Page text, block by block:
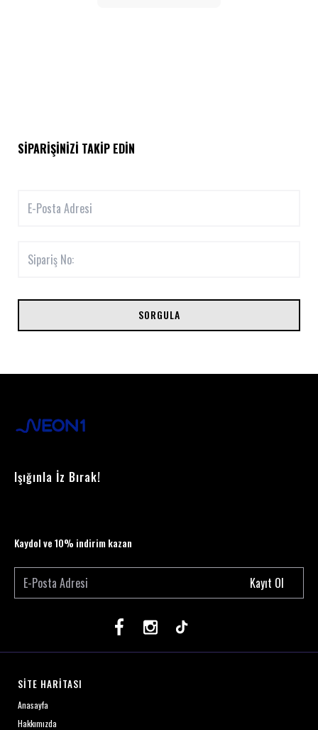
SIPARIŞINIZI TAKIP EDIN
SORGULA
Işığınla İz Bırak!
Kaydol ve 10% indirim kazan
Kayıt Ol
SİTE HARİTASI
Anasayfa
Hakkımızda